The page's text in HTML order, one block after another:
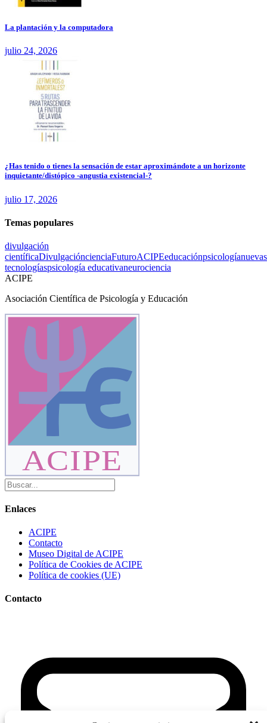
La plantación y la computadora
julio 24, 2026
¿Has tenido o tienes la sensación de estar aproximándote a un horizonte
inquietante/distópico -angustia existencial-?
julio 17, 2026
Temas populares
divulgación
científicaDivulgacióncienciaFuturoACIPEeducaciónpsicologíanuevas
tecnologíaspsicología educativaneurociencia
ACIPE
Asociación Científica de Psicología y Educación
ACIPE
Enlaces
ACIPE
Contacto
Museo Digital de ACIPE
Política de Cookies de ACIPE
Política de cookies (UE)
Contacto